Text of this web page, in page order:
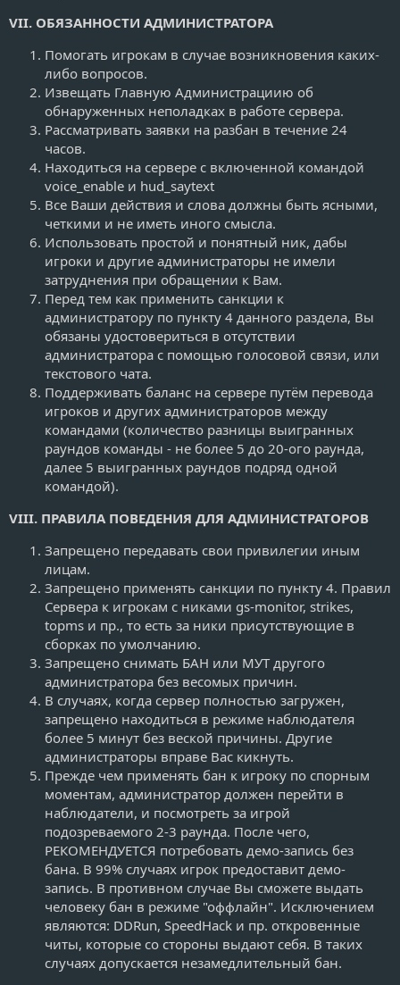
VII. ОБЯЗАННОСТИ АДМИНИСТРАТОРА
Помогать игрокам в случае возникновения каких-
либо вопросов.
Извещать Главную Администрациию об
обнаруженных неполадках в работе сервера.
Рассматривать заявки на разбан в течение 24
часов.
Находиться на сервере с включенной командой
voice_enable и hud_saytext
Все Ваши действия и слова должны быть ясными,
четкими и не иметь иного смысла.
Использовать простой и понятный ник, дабы
игроки и другие администраторы не имели
затруднения при обращении к Вам.
Перед тем как применить санкции к
администратору по пункту 4 данного раздела, Вы
обязаны удостовериться в отсутствии
администратора с помощью голосовой связи, или
текстового чата.
Поддерживать баланс на сервере путём перевода
игроков и других администраторов между
командами (количество разницы выигранных
раундов команды - не более 5 до 20-ого раунда,
далее 5 выигранных раундов подряд одной
командой).
VIII. ПРАВИЛА ПОВЕДЕНИЯ ДЛЯ АДМИНИСТРАТОРОВ
Запрещено передавать свои привилегии иным
лицам.
Запрещено применять санкции по пункту 4. Правил
Сервера к игрокам с никами gs-monitor, strikes,
topms и пр., то есть за ники присутствующие в
сборках по умолчанию.
Запрещено снимать БАН или МУТ другого
администратора без весомых причин.
В случаях, когда сервер полностью загружен,
запрещено находиться в режиме наблюдателя
более 5 минут без веской причины. Другие
администраторы вправе Вас кикнуть.
Прежде чем применять бан к игроку по спорным
моментам, администратор должен перейти в
наблюдатели, и посмотреть за игрой
подозреваемого 2-3 раунда. После чего,
РЕКОМЕНДУЕТСЯ потребовать демо-запись без
бана. В 99% случаях игрок предоставит демо-
запись. В противном случае Вы сможете выдать
человеку бан в режиме "оффлайн". Исключением
являются: DDRun, SpeedHack и пр. откровенные
читы, которые со стороны выдают себя. В таких
случаях допускается незамедлительный бан.